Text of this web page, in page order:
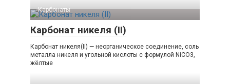
Карбонаты‎
Карбонат никеля (II)
Карбонат никеля(II) — неорганическое соединение, соль
металла никеля и угольной кислоты с формулой NiCO3,
жёлтые